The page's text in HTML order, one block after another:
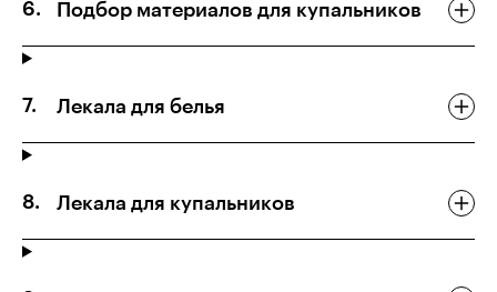
Подбор материалов для купальников
Лекала для белья
Лекала для купальников